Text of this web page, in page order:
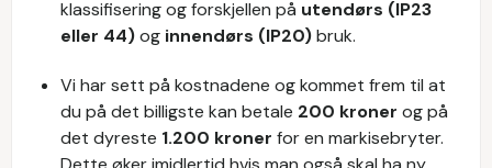
klassifisering og forskjellen på utendørs (IP23
eller 44)og innendørs (IP20)bruk.
Vi har sett på kostnadene og kommet frem til at
du på det billigste kan betale 200 kroner og på
det dyreste 1.200 kroner for en markisebryter.